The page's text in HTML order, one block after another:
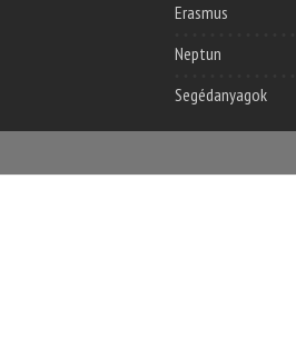
Erasmus
Neptun
Segédanyagok